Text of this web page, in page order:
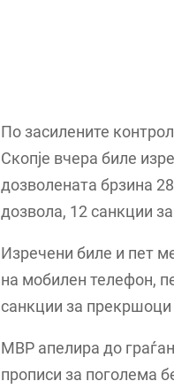
По засилените
Скопје вчера биле
дозволената брзина
дозвола, 12 санкции
Изречени биле и пет
на мобилен телефон,
санкции за
МВР апелира до
прописи за поголема